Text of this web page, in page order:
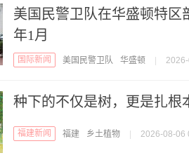
美国民警卫队在华盛顿特区
年1月
国际新闻 美国民警卫队 华盛顿
种下的不仅是树，更是扎根
福建新闻 福建 乡土植物 2026-08-06